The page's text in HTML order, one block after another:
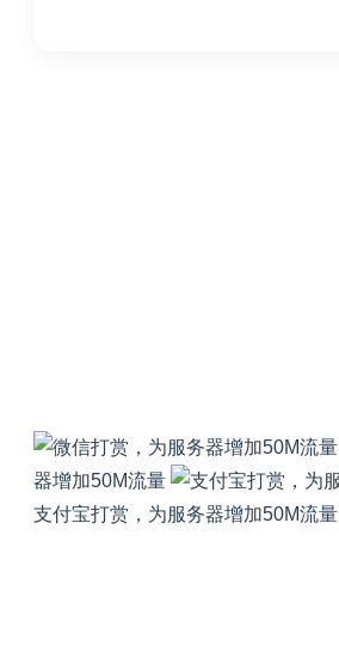
器增加50M流量
支付宝打赏，为服务器增加50M流量